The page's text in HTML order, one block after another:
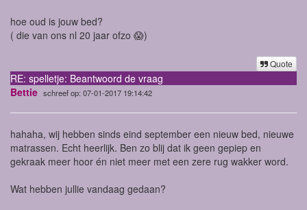
hoe oud is jouw bed?
( die van ons nl 20 jaar ofzo 😱)
Quote
RE: spelletje: Beantwoord de vraag
Bettie schreef op: 07-01-2017 19:14:42
hahaha, wij hebben sinds eind september een nieuw bed, nieuwe
matrassen. Echt heerlijk. Ben zo blij dat ik geen gepiep en
gekraak meer hoor én niet meer met een zere rug wakker word.
Wat hebben jullie vandaag gedaan?